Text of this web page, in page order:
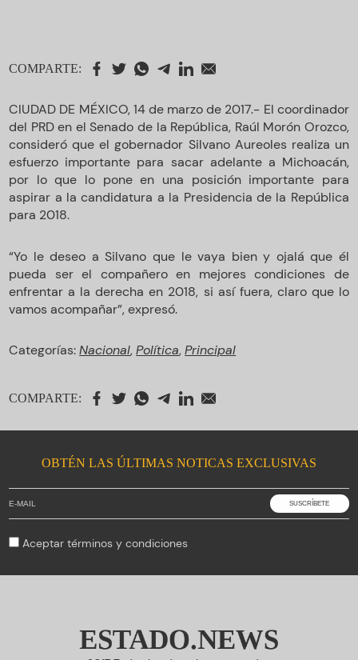
COMPARTE:
CIUDAD DE MÉXICO, 14 de marzo de 2017.- El coordinador
del PRD en el Senado de la República, Raúl Morón Orozco,
consideró que el gobernador Silvano Aureoles realiza un
esfuerzo importante para sacar adelante a Michoacán,
por lo que lo pone en una posición importante para
aspirar a la candidatura a la Presidencia de la República
para 2018.
“Yo le deseo a Silvano que le vaya bien y ojalá que él
pueda ser el compañero en mejores condiciones de
enfrentar a la derecha en 2018, si así fuera, claro que lo
vamos acompañar”, expresó.
Categorías:Nacional,Política,Principal
COMPARTE:
OBTÉN LAS ÚLTIMAS NOTICAS EXCLUSIVAS
Aceptartérminos y condiciones
ESTADO.NEWS